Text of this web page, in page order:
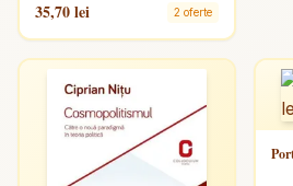
35,70 lei 2 oferte